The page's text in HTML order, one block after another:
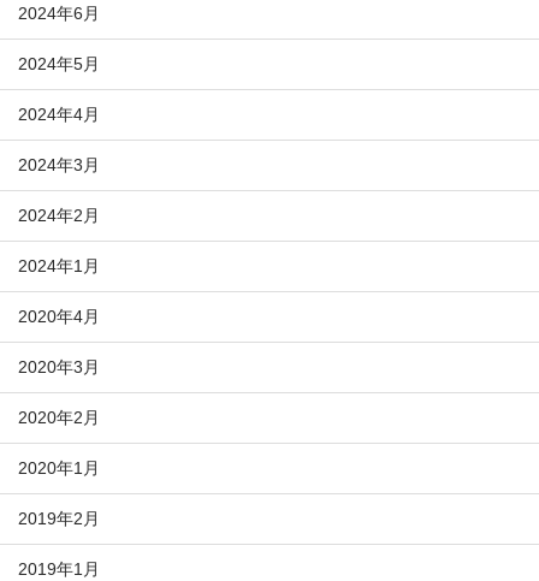
2024年6月
2024年5月
2024年4月
2024年3月
2024年2月
2024年1月
2020年4月
2020年3月
2020年2月
2020年1月
2019年2月
2019年1月